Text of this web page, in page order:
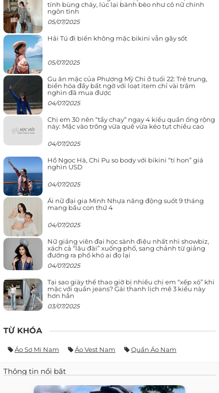
tính bùng cháy, lúc lại bánh bèo như cô nữ chính
ngôn tình
05/07/2025
Hải Tú đi biển không mặc bikini vẫn gây sốt
05/07/2025
Gu ăn mặc của Phương Mỹ Chi ở tuổi 22: Trẻ trung,
biến hóa đầy bất ngờ với loạt item chỉ vài trăm
nghìn đã mua được
04/07/2025
Chị em 30 nên “tẩy chay” ngay 4 kiểu quần ống rộng
này: Mặc vào trông vừa quê vừa kéo tụt chiều cao
04/07/2025
Hồ Ngọc Hà, Chi Pu so body với bikini “tí hon” giá
nghìn USD
04/07/2025
Ái nữ đại gia Minh Nhựa năng động suốt 9 tháng
mang bầu con thứ 4
04/07/2025
Nữ giảng viên đại học sành điệu nhất nhì showbiz,
xách cả “lâu đài” xuống phố, sang chảnh từ giảng
đường ra phố khó ai đọ lại
04/07/2025
Tại sao giày thể thao giờ bị nhiều chị em “xếp xó” khi
mặc với quần jeans? Gái thanh lịch mê 3 kiểu này
hơn hẳn
03/07/2025
TỪ KHÓA
Áo Sơ Mi Nam Áo Vest Nam Quần Áo Nam
Thông tin nổi bật